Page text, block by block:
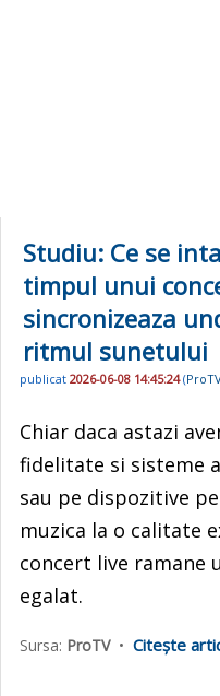
Studiu: Ce se
timpul unui
sincronizeaza
ritmul sunetului
publicat 2026-06-08 14:45:24(
Chiar daca astazi
fidelitate si sisteme
sau pe dispozitive
muzica la o calitate
concert live ramane
egalat.
Sursa: ProTV• Citește